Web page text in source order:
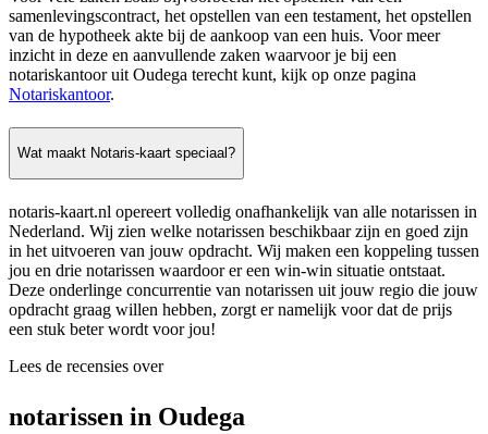
samenlevingscontract, het opstellen van een testament, het opstellen
van de hypotheek akte bij de aankoop van een huis. Voor meer
inzicht in deze en aanvullende zaken waarvoor je bij een
notariskantoor uit Oudega terecht kunt, kijk op onze pagina
Notariskantoor.
Wat maakt Notaris-kaart speciaal?
notaris-kaart.nl opereert volledig onafhankelijk van alle notarissen in
Nederland. Wij zien welke notarissen beschikbaar zijn en goed zijn
in het uitvoeren van jouw opdracht. Wij maken een koppeling tussen
jou en drie notarissen waardoor er een win-win situatie ontstaat.
Deze onderlinge concurrentie van notarissen uit jouw regio die jouw
opdracht graag willen hebben, zorgt er namelijk voor dat de prijs
een stuk beter wordt voor jou!
Lees de recensies over
notarissen in Oudega